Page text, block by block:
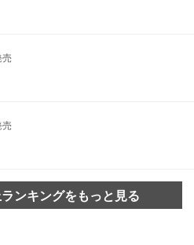
売
売
ンキングをもっと見る